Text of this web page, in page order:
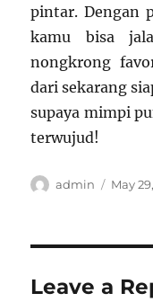
pintar. Dengan
kamu bisa
nongkrong
dari sekarang
supaya mimpi
terwujud!
Author
admin
Posted
May
Leave a